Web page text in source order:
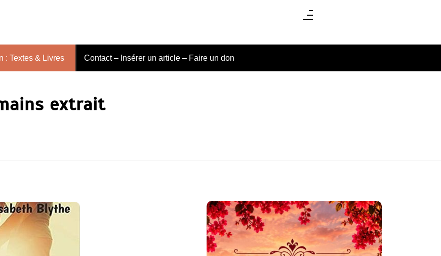
: Textes & Livres Contact – Insérer un article – Faire un don
extrait